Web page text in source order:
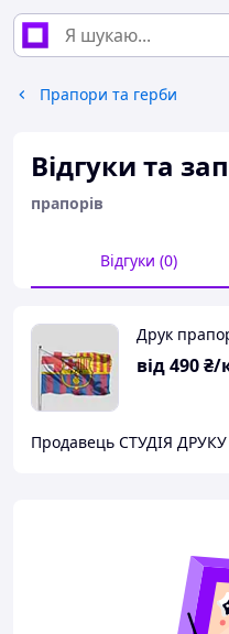
Прапори та герби
Відгуки та
прапорів
Відгуки (0)
Друк
від490₴/
Продавець СТУДІЯ